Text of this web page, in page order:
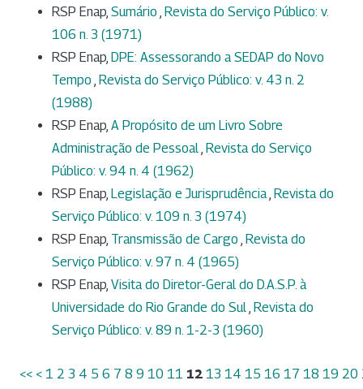
RSP Enap, Sumário , Revista do Serviço Público: v.
106 n. 3 (1971)
RSP Enap, DPE: Assessorando a SEDAP do Novo
Tempo , Revista do Serviço Público: v. 43 n. 2
(1988)
RSP Enap, A Propósito de um Livro Sobre
Administração de Pessoal, Revista do Serviço
Público: v. 94 n. 4 (1962)
RSP Enap, Legislação e Jurisprudência, Revista do
Serviço Público: v. 109 n. 3 (1974)
RSP Enap, Transmissão de Cargo , Revista do
Serviço Público: v. 97 n. 4 (1965)
RSP Enap, Visita do Diretor-Geral do D.A.S.P. à
Universidade do Rio Grande do Sul, Revista do
Serviço Público: v. 89 n. 1-2-3 (1960)
<< < 1 2 3 4 5 6 7 8 9 10 11 12 13 14 15 16 17 18 19 20